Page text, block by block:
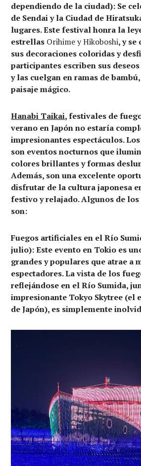
dependiendo de la ciudad): Se
de Sendai y la Ciudad de
lugares. Este festival honra la
estrellas Orihime y Hikoboshi, y se
sus decoraciones coloridas y
participantes escriben sus
y las cuelgan en ramas de
paisaje mágico.
Hanabi Taikai, festivales de
verano en Japón no estaría
impresionantes espectáculos.
son eventos nocturnos que
colores brillantes y formas
Además, son una excelente
disfrutar de la cultura japonesa
festivo y relajado. Algunos de los
son:
Fuegos artificiales en el Río
julio): Este evento en Tokio es
grandes y populares que atrae a
espectadores. La vista de los
reflejándose en el Río Sumida,
impresionante Tokyo Skytree (el
de Japón), es simplemente